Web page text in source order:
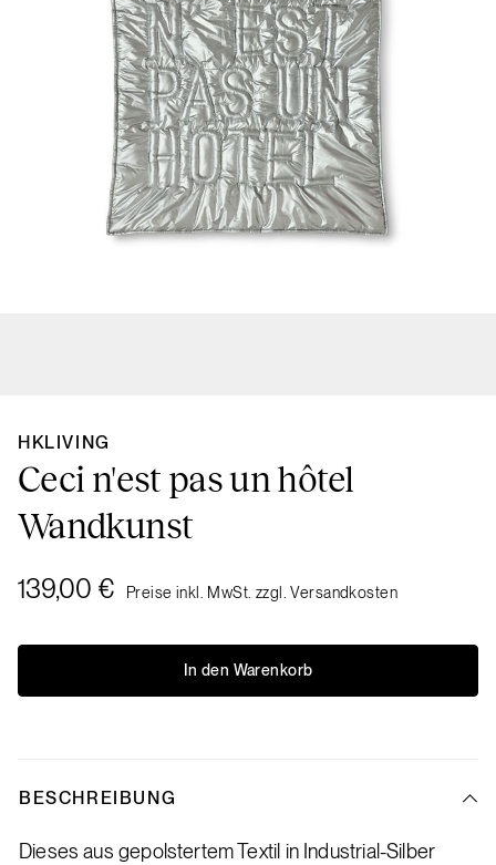
HKLIVING
Ceci n'est pas un hôtel
Wandkunst
139,00 € Preise inkl. MwSt. zzgl. Versandkosten
In den Warenkorb
BESCHREIBUNG
Dieses aus gepolstertem Textil in Industrial-Silber